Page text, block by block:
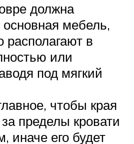
должна
мебель,
располагают в
или
под мягкий
чтобы края
пределы кровати
иначе его будет